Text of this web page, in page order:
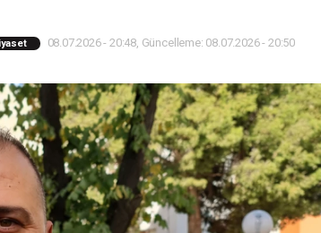
08.07.2026 - 20:48, Güncelleme: 08.07.2026 - 20:50